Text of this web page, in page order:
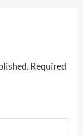
Required